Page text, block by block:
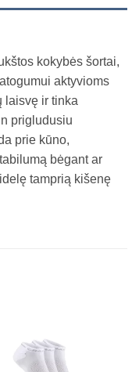
kokybės šortai,
aktyvioms
laisvę ir tinka
prigludusiu
prie kūno,
bėgant ar
tamprią kišenę